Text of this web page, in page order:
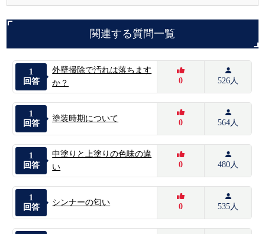
関連する質問一覧
1
回答
外壁掃除で汚れは落ちます
か？
0 526人
1
回答
塗装時期について 0 564人
1
回答
中塗りと上塗りの色味の違
い
0 480人
1
回答
シンナーの匂い 0 535人